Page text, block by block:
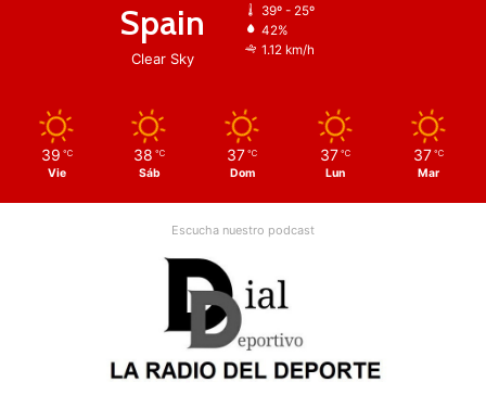
Spain
Clear Sky
39º - 25º
42%
1.12 km/h
39 ℃
Vie
38 ℃
Sáb
37 ℃
Dom
37 ℃
Lun
37 ℃
Mar
Escucha nuestro podcast